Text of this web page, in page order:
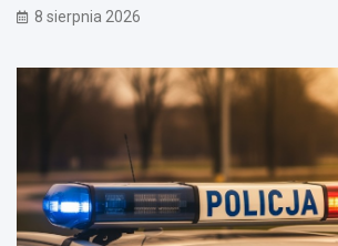
8 sierpnia 2026